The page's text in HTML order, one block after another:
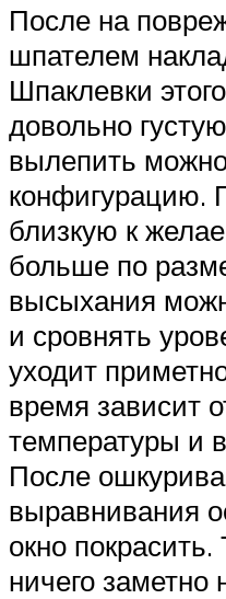
После на
шпателем
Шпаклевки
довольно
вылепить
конфигурацию.
близкую к
больше по
высыхания
и сровнять
уходит
время зависит
температуры и
После
выравнивания
окно
ничего заметно